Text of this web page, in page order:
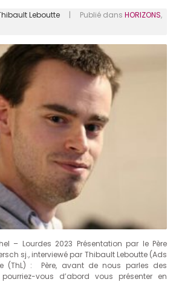
Leboutte | Publié dans HORIZONS,
– Lourdes 2023 Présentation par le Père
sj., interviewé par Thibault Leboutte (Ads
(ThL) : Père, avant de nous parles des
vous d’abord vous présenter en